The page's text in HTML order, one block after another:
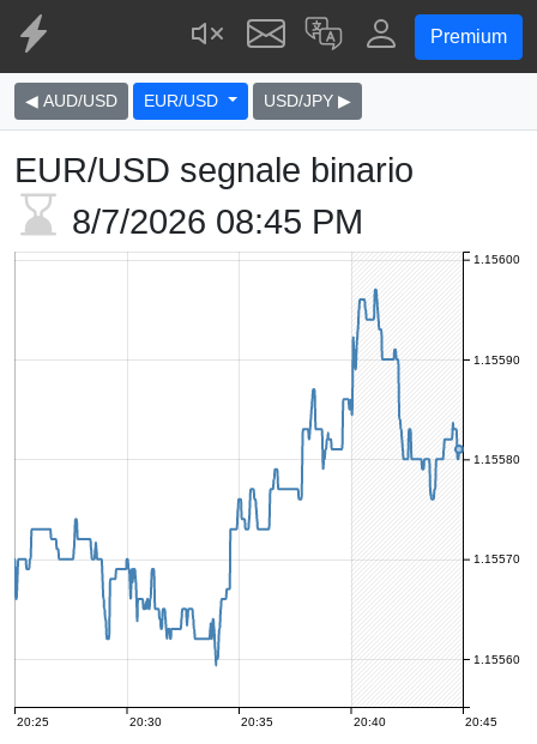
Premium
◀ AUD/USD EUR/USD USD/JPY ▶
EUR/USD segnale binario
8/7/2026 08:45 PM
20:25 20:30 20:35 20:40 20:45
1.15560
1.15570
1.15580
1.15590
1.15600